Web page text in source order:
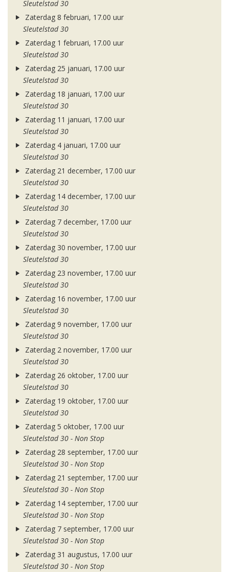
Sleutelstad 30
Zaterdag 8 februari, 17.00 uur
Sleutelstad 30
Zaterdag 1 februari, 17.00 uur
Sleutelstad 30
Zaterdag 25 januari, 17.00 uur
Sleutelstad 30
Zaterdag 18 januari, 17.00 uur
Sleutelstad 30
Zaterdag 11 januari, 17.00 uur
Sleutelstad 30
Zaterdag 4 januari, 17.00 uur
Sleutelstad 30
Zaterdag 21 december, 17.00 uur
Sleutelstad 30
Zaterdag 14 december, 17.00 uur
Sleutelstad 30
Zaterdag 7 december, 17.00 uur
Sleutelstad 30
Zaterdag 30 november, 17.00 uur
Sleutelstad 30
Zaterdag 23 november, 17.00 uur
Sleutelstad 30
Zaterdag 16 november, 17.00 uur
Sleutelstad 30
Zaterdag 9 november, 17.00 uur
Sleutelstad 30
Zaterdag 2 november, 17.00 uur
Sleutelstad 30
Zaterdag 26 oktober, 17.00 uur
Sleutelstad 30
Zaterdag 19 oktober, 17.00 uur
Sleutelstad 30
Zaterdag 5 oktober, 17.00 uur
Sleutelstad 30 - Non Stop
Zaterdag 28 september, 17.00 uur
Sleutelstad 30 - Non Stop
Zaterdag 21 september, 17.00 uur
Sleutelstad 30 - Non Stop
Zaterdag 14 september, 17.00 uur
Sleutelstad 30 - Non Stop
Zaterdag 7 september, 17.00 uur
Sleutelstad 30 - Non Stop
Zaterdag 31 augustus, 17.00 uur
Sleutelstad 30 - Non Stop